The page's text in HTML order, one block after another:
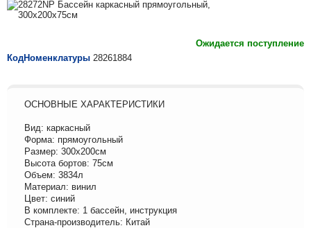
Ожидается поступление
КодНоменклатуры 28261884
ОСНОВНЫЕ ХАРАКТЕРИСТИКИ
Вид: каркасный
Форма: прямоугольный
Размер: 300х200см
Высота бортов: 75см
Объем: 3834л
Материал: винил
Цвет: синий
В комплекте: 1 бассейн, инструкция
Страна-производитель: Китай